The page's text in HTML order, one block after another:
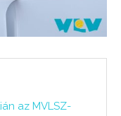
az MVLSZ-